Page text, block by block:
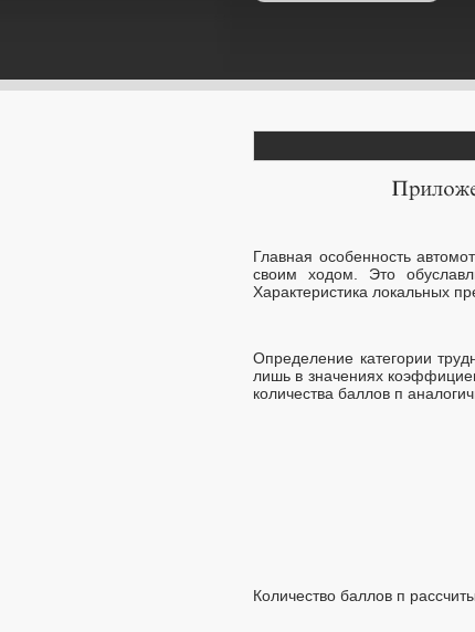
Главная особенность
своим ходом. Это
Характеристика локальных
Определение категории
лишь в значениях
количества баллов п
Количество баллов п